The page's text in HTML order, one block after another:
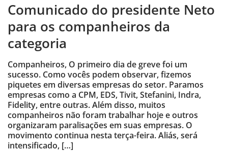
Comunicado do presidente Neto
para os companheiros da
categoria
Companheiros, O primeiro dia de greve foi um
sucesso. Como vocês podem observar, fizemos
piquetes em diversas empresas do setor. Paramos
empresas como a CPM, EDS, Tivit, Stefanini, Indra,
Fidelity, entre outras. Além disso, muitos
companheiros não foram trabalhar hoje e outros
organizaram paralisações em suas empresas. O
movimento continua nesta terça-feira. Aliás, será
intensificado, […]